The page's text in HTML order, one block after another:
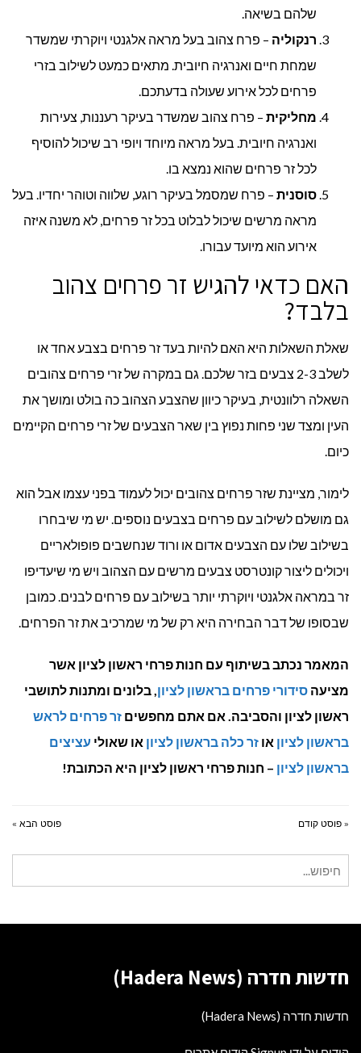
שלהם בשיאה.
רנקוליה – פרח צהוב בעל מראה אלגנטי ויוקרתי שמשדר
שמחת חיים ואנרגיה חיובית. מתאים כמעט לשילוב בזרי
פרחים לכל אירוע שעולה בדעתכם.
מחליקית – פרח צהוב שמשדר בעיקר רעננות, צעירות
ואנרגיה חיובית. בעל מראה מיוחד ויופי רב שיכול להוסיף
לכל זר פרחים שהוא נמצא בו.
סוסנית – פרח שמסמל בעיקר רוגע, שלווה וטוהר יחדיו. בעל
מראה מרשים שיכול לבלוט בכל זר פרחים, לא משנה איזה
אירוע הוא מיועד עבורו.
האם כדאי להגיש זר פרחים צהוב
בלבד?
שאלת השאלות היא האם להיות בעד זר פרחים בצבע אחד או
לשלב 2-3 צבעים בזר שלכם. גם במקרה של זרי פרחים צהובים
השאלה רלוונטית, בעיקר כיוון שהצבע הצהוב כה בולט ומושך את
העין ומצד שני פחות נפוץ בין שאר הצבעים של זרי פרחים הקיימים
כיום.
לימור, מציינת שזר פרחים צהובים יכול לעמוד בפני עצמו אבל הוא
גם מושלם לשילוב עם פרחים בצבעים נוספים. יש מי שיבחרו
בשילוב שלו עם הצבעים אדום או ורוד שנחשבים פופולאריים
ויכולים ליצור קונטרסט צבעים מרשים עם הצהוב ויש מי שיעדיפו
זר במראה אלגנטי ויוקרתי יותר בשילוב עם פרחים לבנים. כמובן
שבסופו של דבר הבחירה היא רק של מי שמרכיב את זר הפרחים.
המאמר נכתב בשיתוף עם חנות פרחי ראשון לציון אשר
מציעה סידורי פרחים בראשון לציון, בלונים ומתנות לתושבי
ראשון לציון והסביבה. אם אתם מחפשים זר פרחים לראש
בראשון לציון או זר כלה בראשון לציון או שאולי עציצים
בראשון לציון – חנות פרחי ראשון לציון היא הכתובת!
« פוסט קודם פוסט הבא »
עבור:
חדשות חדרה (Hadera News)
חדשות חדרה (Hadera News)